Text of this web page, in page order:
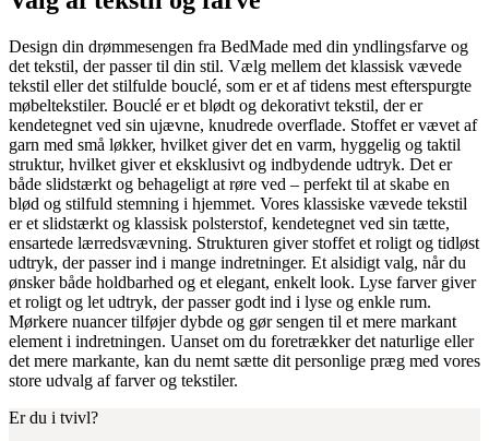
Design din drømmesengen fra BedMade med din yndlingsfarve og
det tekstil, der passer til din stil. Vælg mellem det klassisk vævede
tekstil eller det stilfulde bouclé, som er et af tidens mest efterspurgte
møbeltekstiler. Bouclé er et blødt og dekorativt tekstil, der er
kendetegnet ved sin ujævne, knudrede overflade. Stoffet er vævet af
garn med små løkker, hvilket giver det en varm, hyggelig og taktil
struktur, hvilket giver et eksklusivt og indbydende udtryk. Det er
både slidstærkt og behageligt at røre ved – perfekt til at skabe en
blød og stilfuld stemning i hjemmet. Vores klassiske vævede tekstil
er et slidstærkt og klassisk polsterstof, kendetegnet ved sin tætte,
ensartede lærredsvævning. Strukturen giver stoffet et roligt og tidløst
udtryk, der passer ind i mange indretninger. Et alsidigt valg, når du
ønsker både holdbarhed og et elegant, enkelt look. Lyse farver giver
et roligt og let udtryk, der passer godt ind i lyse og enkle rum.
Mørkere nuancer tilføjer dybde og gør sengen til et mere markant
element i indretningen. Uanset om du foretrækker det naturlige eller
det mere markante, kan du nemt sætte dit personlige præg med vores
store udvalg af farver og tekstiler.
Er du i tvivl?